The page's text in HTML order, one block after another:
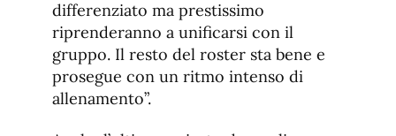
differenziato ma prestissimo
riprenderanno a unificarsi con il
gruppo. Il resto del roster sta bene e
prosegue con un ritmo intenso di
allenamento”.